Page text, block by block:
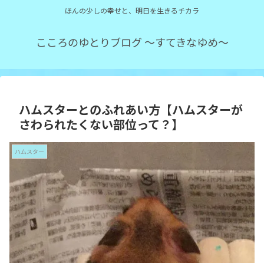
ほんの少しの幸せと、明日を生きるチカラ
こころのゆとりブログ ～すてきなゆめ～
ハムスターとのふれあい方【ハムスターが
さわられたくない部位って？】
ハムスター